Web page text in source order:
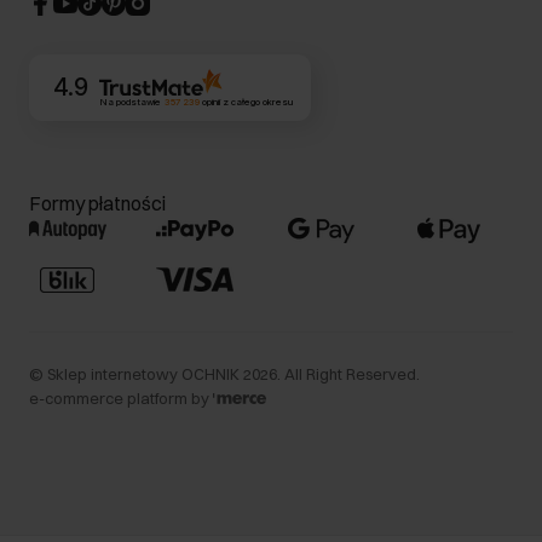
4.9
Na podstawie 357 239opinii z całego okresu
Formy płatności
© Sklep internetowy OCHNIK 2026 . All Right Reserved.
e-commerce platform by